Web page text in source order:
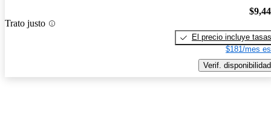
Trato justo
El precio incluye tasas
$181/mes
Verif. disponibilidad